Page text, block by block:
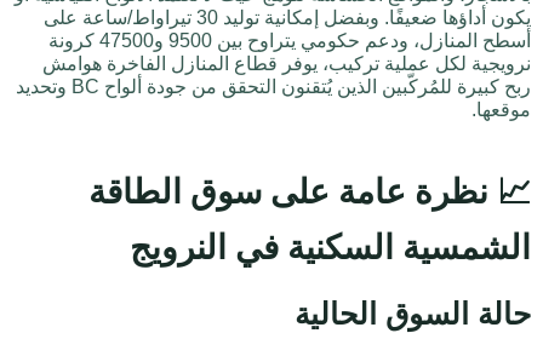
يكون أداؤها ضعيفًا. وبفضل إمكانية توليد 30 تيراواط/ساعة على
أسطح المنازل، ودعم حكومي يتراوح بين 9500 و47500 كرونة
نرويجية لكل عملية تركيب، يوفر قطاع المنازل الفاخرة هوامش
ربح كبيرة للمُركّبين الذين يُتقنون التحقق من جودة ألواح BC وتحديد
موقعها.
📈 نظرة عامة على سوق الطاقة
الشمسية السكنية في النرويج
حالة السوق الحالية